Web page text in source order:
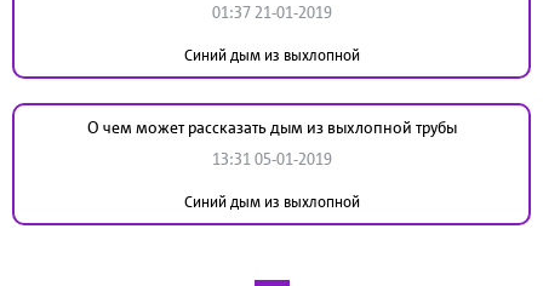
01:37 21-01-2019
Синий дым из выхлопной
О чем может рассказать дым из выхлопной трубы
13:31 05-01-2019
Синий дым из выхлопной